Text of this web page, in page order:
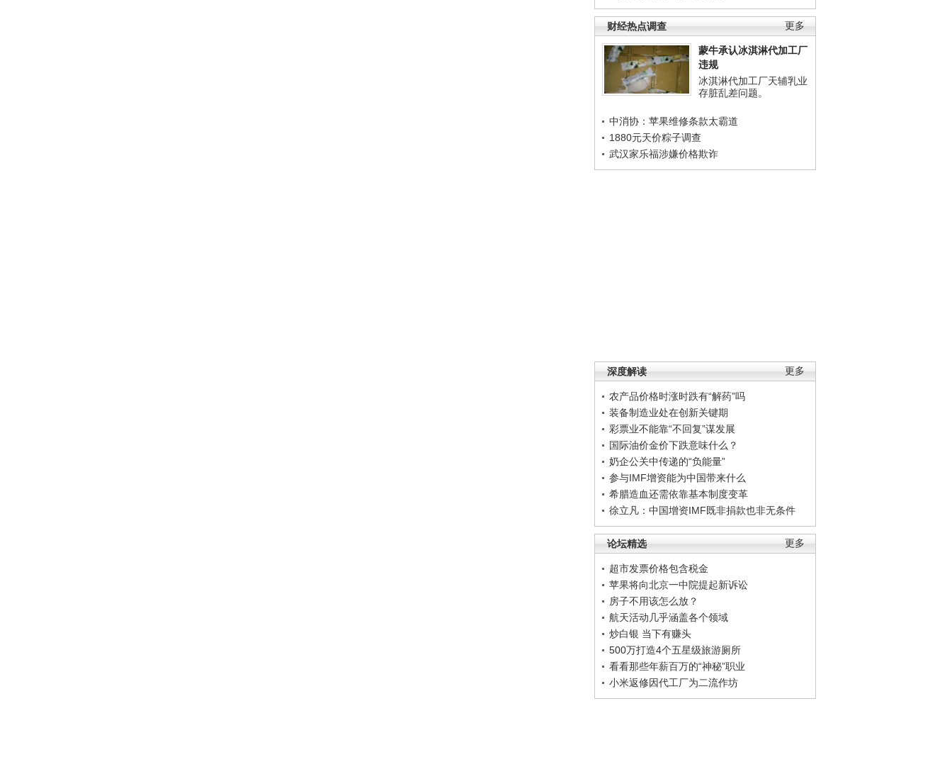
更多
财经热点调查
蒙牛承认冰淇淋代加工厂
违规
冰淇淋代加工厂天辅乳业
存脏乱差问题。
中消协：苹果维修条款太霸道
1880元天价粽子调查
武汉家乐福涉嫌价格欺诈
更多
深度解读
农产品价格时涨时跌有“解药”吗
装备制造业处在创新关键期
彩票业不能靠“不回复”谋发展
国际油价金价下跌意味什么？
奶企公关中传递的“负能量”
参与IMF增资能为中国带来什么
希腊造血还需依靠基本制度变革
徐立凡：中国增资IMF既非捐款也非无条件
更多
论坛精选
超市发票价格包含税金
苹果将向北京一中院提起新诉讼
房子不用该怎么放？
航天活动几乎涵盖各个领域
炒白银 当下有赚头
500万打造4个五星级旅游厕所
看看那些年薪百万的“神秘”职业
小米返修因代工厂为二流作坊